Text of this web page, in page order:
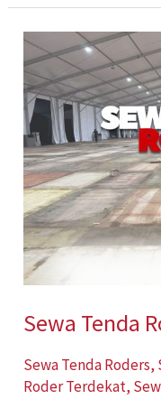
Sewa Tenda
Sewa Tenda Roders,
Roder Terdekat,
Sewa
Tenda
Roders